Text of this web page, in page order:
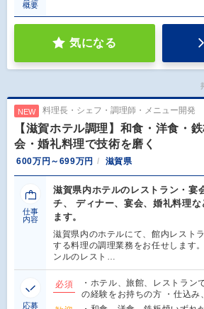
概要
気になる
NEW 料理長・シェフ・調理師・メニュー開発
【滋賀ホテル調理】和食・洋食・
会・婚礼料理で技術を磨く
600万円～699万円 滋賀県
仕事
内容
滋賀県内ホテルのレストラン・宴
チ、 ディナー、宴会、婚礼料理
ます。
滋賀県内のホテルにて、館内レスト
する料理の調理業務をお任せします
ンルのレスト…
応募
必須
・ホテル、旅館、レストラン
の経験をお持ちの方 ・仕込